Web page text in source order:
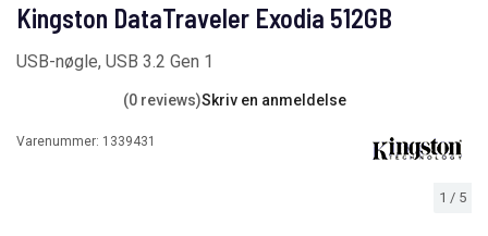
1 / 5
Kingston DataTraveler Exodia 512GB
USB-nøgle, USB 3.2 Gen 1
(0 reviews)Skriv en anmeldelse
Varenummer: 1339431